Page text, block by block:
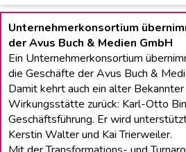
Unternehmerkonsortium
der Avus Buch & Medien GmbH
Ein Unternehmerkonsortium
die Geschäfte der Avus Buch &
Damit kehrt auch ein alter
Wirkungsstätte zurück: Karl-Otto
Geschäftsführung. Er wird
Kerstin Walter und Kai Trierweiler.